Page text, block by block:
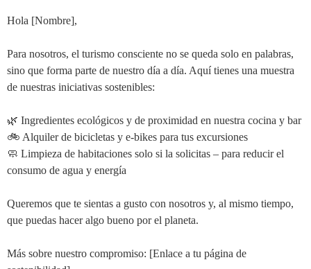
Hola [Nombre],
Para nosotros, el turismo consciente no se queda solo en palabras,
sino que forma parte de nuestro día a día. Aquí tienes una muestra
de nuestras iniciativas sostenibles:
🌿 Ingredientes ecológicos y de proximidad en nuestra cocina y bar
🚲 Alquiler de bicicletas y e-bikes para tus excursiones
🧼 Limpieza de habitaciones solo si la solicitas – para reducir el
consumo de agua y energía
Queremos que te sientas a gusto con nosotros y, al mismo tiempo,
que puedas hacer algo bueno por el planeta.
Más sobre nuestro compromiso: [Enlace a tu página de